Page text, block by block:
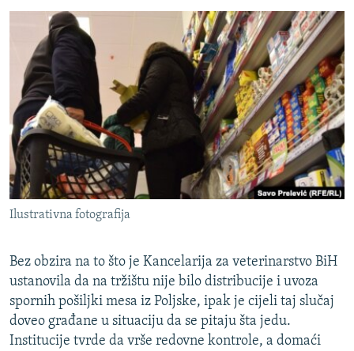
INFOGRAFIKE
KINA NA BALKANU
RSE PRIČE IZ SVIJETA
ISPRIČAJ MI
DNEVNO@RSE
SPECIJALI RSE
VIŠE OD NASLOVA
GENOCID U SREBRENICI
POPLAVE I KLIZIŠTA U BIH 2024.
POST SCRIPTUM
MOJA EVROPA
TRI DECENIJE OD RATA U BIH
PRATITE NAS
Sve RFE/RL stranice
Ilustrativna fotografija
Bez obzira na to što je Kancelarija za veterinarstvo BiH
ustanovila da na tržištu nije bilo distribucije i uvoza
spornih pošiljki mesa iz Poljske, ipak je cijeli taj slučaj
doveo građane u situaciju da se pitaju šta jedu.
Institucije tvrde da vrše redovne kontrole, a domaći